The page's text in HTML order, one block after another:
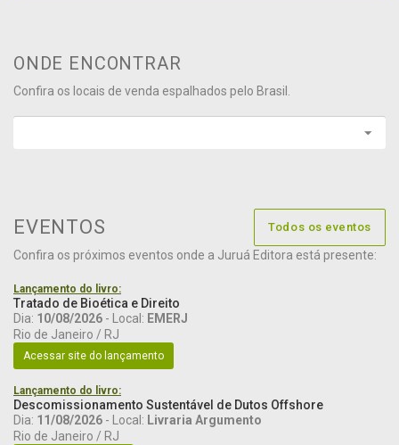
ONDE ENCONTRAR
Confira os locais de venda espalhados pelo Brasil.
EVENTOS Todos os eventos
Confira os próximos eventos onde a Juruá Editora está presente:
Lançamento do livro:
Tratado de Bioética e Direito
Dia: 10/08/2026 - Local: EMERJ
Rio de Janeiro / RJ
Acessar site do lançamento
Lançamento do livro:
Descomissionamento Sustentável de Dutos Offshore
Dia: 11/08/2026 - Local: Livraria Argumento
Rio de Janeiro / RJ